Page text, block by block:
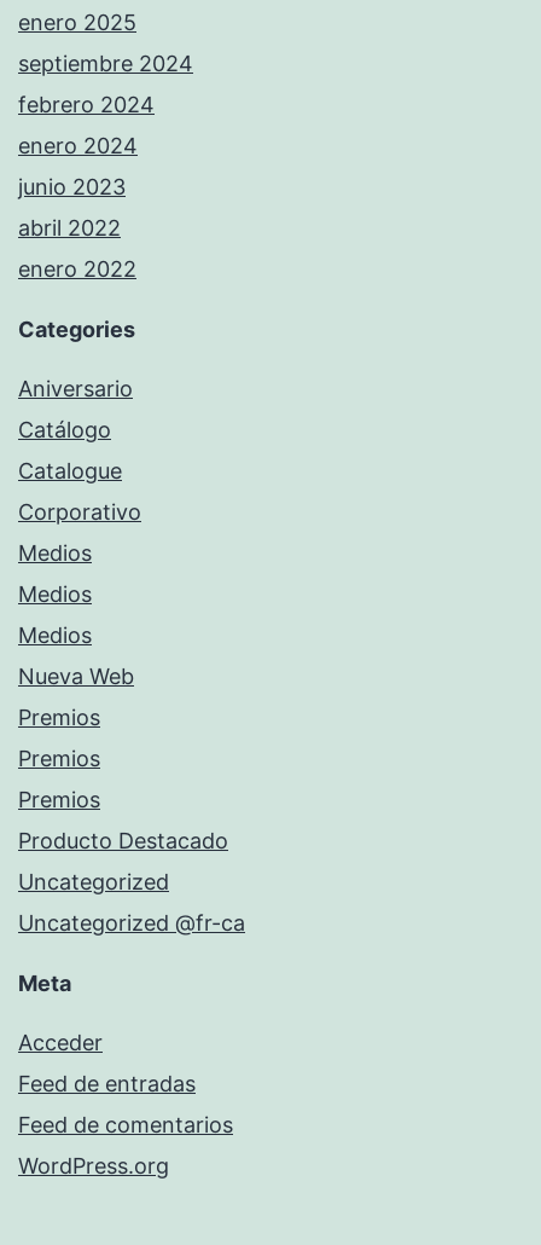
enero 2025
septiembre 2024
febrero 2024
enero 2024
junio 2023
abril 2022
enero 2022
Categories
Aniversario
Catálogo
Catalogue
Corporativo
Medios
Medios
Medios
Nueva Web
Premios
Premios
Premios
Producto Destacado
Uncategorized
Uncategorized @fr-ca
Meta
Acceder
Feed de entradas
Feed de comentarios
WordPress.org